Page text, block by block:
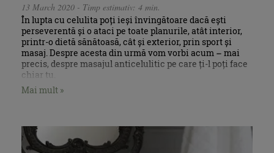
13 March 2020 - Timp estimativ: 4 min.
În lupta cu celulita poți ieși învingătoare dacă ești
perseverentă și o ataci pe toate planurile, atât interior,
printr-o dietă sănătoasă, cât și exterior, prin sport și
masaj. Despre acesta din urmă vom vorbi acum – mai
precis, despre masajul anticelulitic pe care ți-l poți face
chiar tu.
Mai mult »